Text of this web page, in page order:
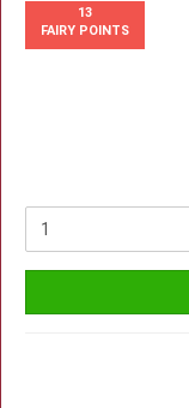
13
FAIRY POINTS